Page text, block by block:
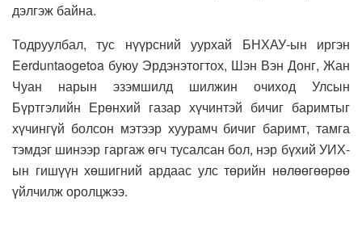
дэлгэж байна.
Тодруулбал, тус нүүрсний уурхай БНХАУ-ын иргэн
Eerduntaogetoa буюу Эрдэнэтогтох, Шэн Вэн Донг, Жан
Чуан нарын эзэмшилд шилжин очиход Улсын
Бүртгэлийн Ерөнхий газар хүчинтэй бичиг баримтыг
хүчингүй болсон мэтээр хуурамч бичиг баримт, тамга
тэмдэг шинээр гаргаж өгч тусалсан бол, нэр бүхий УИХ-
ын гишүүн хөшигний ардаас улс төрийн нөлөөгөөрөө
үйлчилж оролцжээ.